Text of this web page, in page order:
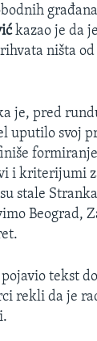
kazao je da
ništa
je, pred
uputilo svoj
i kriterijumi
stale
Beograd,
tekst
rekli da je